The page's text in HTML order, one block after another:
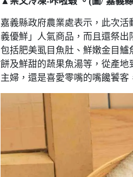
嘉義縣政府農業處表示，此次
義優鮮」人氣商品，而且還祭
包括肥美虱目魚肚、鮮嫩金目
餅及鮮甜的蔬果魚湯等，從產
主婦，還是喜愛零嘴的嘴饞饕客